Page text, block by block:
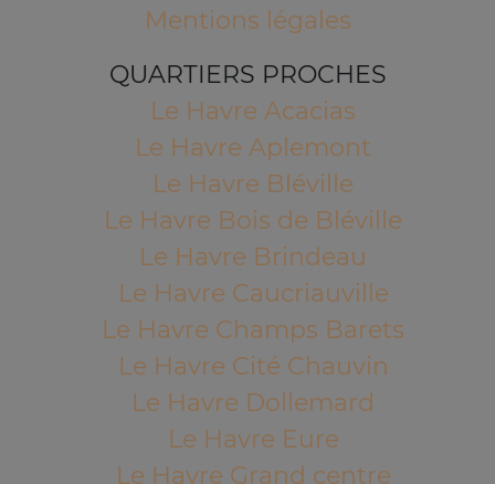
Mentions légales
QUARTIERS PROCHES
Le Havre Acacias
Le Havre Aplemont
Le Havre Bléville
Le Havre Bois de Bléville
Le Havre Brindeau
Le Havre Caucriauville
Le Havre Champs Barets
Le Havre Cité Chauvin
Le Havre Dollemard
Le Havre Eure
Le Havre Grand centre